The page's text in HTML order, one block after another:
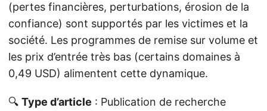
(pertes financières, perturbations, érosion de la
confiance) sont supportés par les victimes et la
société. Les programmes de remise sur volume et
les prix d’entrée très bas (certains domaines à
0,49 USD) alimentent cette dynamique.
🔍 Type d’article : Publication de recherche